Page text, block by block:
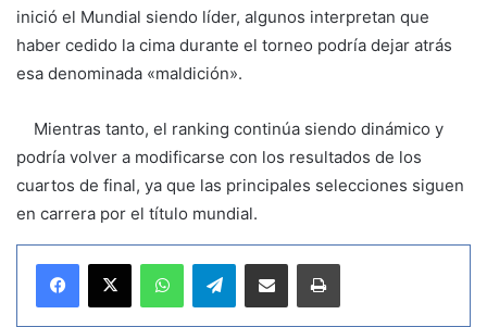
inició el Mundial siendo líder, algunos interpretan que
haber cedido la cima durante el torneo podría dejar atrás
esa denominada «maldición».
Mientras tanto, el ranking continúa siendo dinámico y
podría volver a modificarse con los resultados de los
cuartos de final, ya que las principales selecciones siguen
en carrera por el título mundial.
Telegram